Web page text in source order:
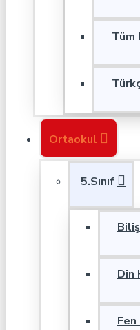
Tüm
Ortaokul
5.Sınıf
Din